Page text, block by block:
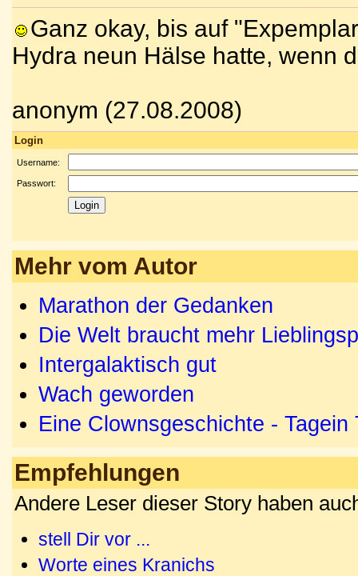
Ganz okay, bis auf
Hydra neun Hälse hatte, wenn
anonym (27.08.2008)
Login
Username:
Passwort:
Mehr vom Autor
Marathon der Gedanken
Die Welt braucht mehr
Intergalaktisch gut
Wach geworden
Eine Clownsgeschichte - Tagein
Empfehlungen
Andere Leser dieser Story haben
stell Dir vor ...
Worte eines Kranichs